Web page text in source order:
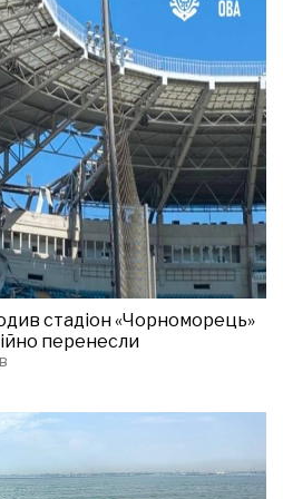
стадіон «Чорноморець»
перенесли